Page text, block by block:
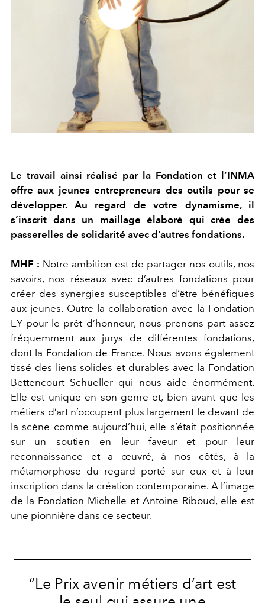
Le travail ainsi réalisé par la Fondation et l’INMA
offre aux jeunes entrepreneurs des outils pour se
développer. Au regard de votre dynamisme, il
s’inscrit dans un maillage élaboré qui crée des
passerelles de solidarité avec d’autres fondations.
MHF : Notre ambition est de partager nos outils, nos
savoirs, nos réseaux avec d’autres fondations pour
créer des synergies susceptibles d’être bénéfiques
aux jeunes. Outre la collaboration avec la Fondation
EY pour le prêt d’honneur, nous prenons part assez
fréquemment aux jurys de différentes fondations,
dont la Fondation de France. Nous avons également
tissé des liens solides et durables avec la Fondation
Bettencourt Schueller qui nous aide énormément.
Elle est unique en son genre et, bien avant que les
métiers d’art n’occupent plus largement le devant de
la scène comme aujourd’hui, elle s’était positionnée
sur un soutien en leur faveur et pour leur
reconnaissance et a œuvré, à nos côtés, à la
métamorphose du regard porté sur eux et à leur
inscription dans la création contemporaine. A l’image
de la Fondation Michelle et Antoine Riboud, elle est
une pionnière dans ce secteur.
“Le Prix avenir métiers d’art est